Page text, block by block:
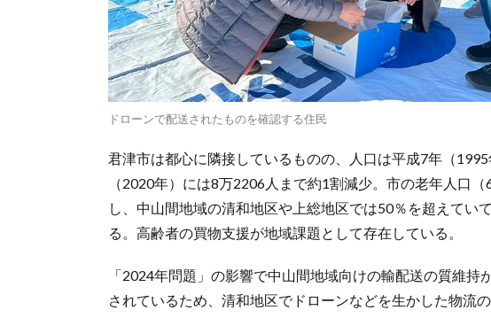
ドローンで配送されたものを確認する住民
君津市は都心に隣接しているものの、人口は平成7年（
（2020年）には8万2206人まで約1割減少。市の老年人口
し、中山間地域の清和地区や上総地区では50％を超えてい
る。高齢者の買物支援が地域課題として存在している。
「2024年問題」の影響で中山間地域向けの輸配送の質維
されているため、清和地区でドローンなどを生かした物流